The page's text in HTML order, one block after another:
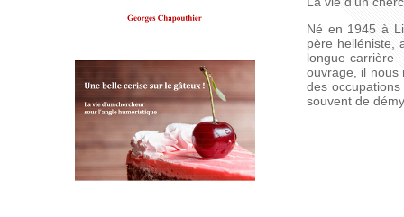
Né en 1945 à
père helléniste,
longue carrière
ouvrage, il nous
des
souvent de